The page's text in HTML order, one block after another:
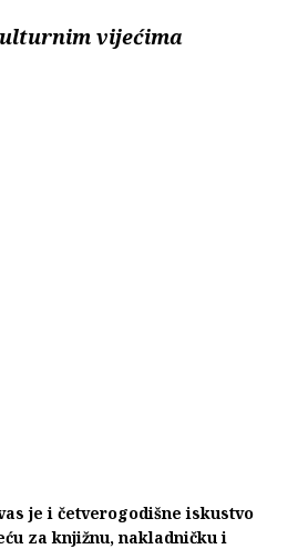
vijećima
je i četverogodišne iskustvo
za knjižnu, nakladničku i